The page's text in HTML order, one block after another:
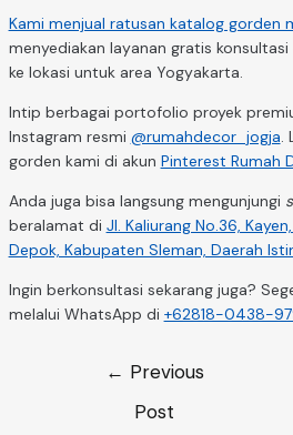
Kami menjual ratusan katalog gorden
menyediakan layanan gratis
ke lokasi untuk area Yogyakarta.
Intip berbagai portofolio proyek
Instagram resmi @rumahdecor_jogja.
gorden kami di akun Pinterest Rumah
Anda juga bisa langsung mengunjungi
beralamat di Jl. Kaliurang No.36,
Depok, Kabupaten Sleman, Daerah
Ingin berkonsultasi sekarang juga?
melalui WhatsApp di +62818-0438-
← Previous
Post